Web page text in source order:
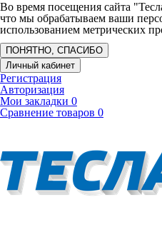
Во время посещения сайта
что мы обрабатываем ваши
использованием метрических
ПОНЯТНО, СПАСИБО
Личный кабинет
Регистрация
Авторизация
Мои закладки 0
Сравнение товаров 0